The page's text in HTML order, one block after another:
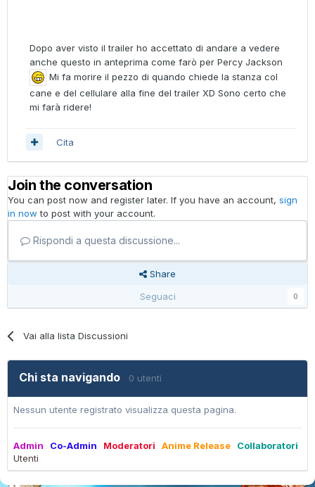
Dopo aver visto il trailer ho accettato di andare a vedere
anche questo in anteprima come farò per Percy Jackson
Mi fa morire il pezzo di quando chiede la stanza col
cane e del cellulare alla fine del trailer XD Sono certo che
mi farà ridere!
Cita
Join the conversation
You can post now and register later. If you have an account, sign
in now to post with your account.
Rispondi a questa discussione...
Share
Seguaci
0
Vai alla lista Discussioni
Chi sta navigando 0 utenti
Nessun utente registrato visualizza questa pagina.
Admin Co-Admin Moderatori Anime Release
Collaboratori
Utenti